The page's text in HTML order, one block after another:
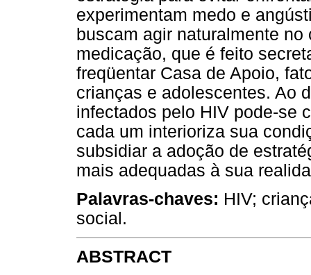
experimentam medo e
buscam agir naturalmente
medicação, que é feito
freqüentar Casa de Apoio,
crianças e adolescentes. Ao
infectados pelo HIV pode-se
cada um interioriza sua
subsidiar a adoção de
mais adequadas à sua
Palavras-chaves: HIV;
social.
ABSTRACT